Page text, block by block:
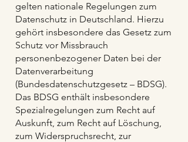
gelten nationale Regelungen zum
Datenschutz in Deutschland. Hierzu
gehört insbesondere das Gesetz zum
Schutz vor Missbrauch
personenbezogener Daten bei der
Datenverarbeitung
(Bundesdatenschutzgesetz – BDSG).
Das BDSG enthält insbesondere
Spezialregelungen zum Recht auf
Auskunft, zum Recht auf Löschung,
zum Widerspruchsrecht, zur